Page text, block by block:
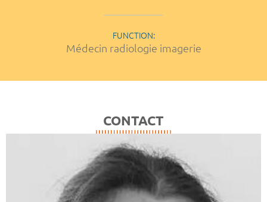
FUNCTION:
Médecin radiologie imagerie
CONTACT